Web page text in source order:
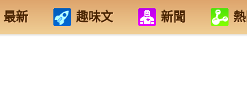
最新 趣味文 新聞